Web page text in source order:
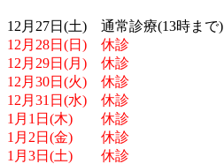
12月27日(土) 通常診療(13時まで)
12月28日(日) 休診
12月29日(月) 休診
12月30日(火) 休診
12月31日(水) 休診
1月1日(木) 休診
1月2日(金) 休診
1月3日(土) 休診